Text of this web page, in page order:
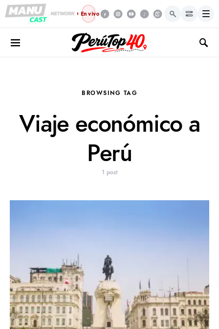
En vivo Menú
BROWSING TAG
Viaje económico a
Perú
1 post